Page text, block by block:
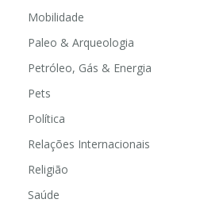
Mobilidade
Paleo & Arqueologia
Petróleo, Gás & Energia
Pets
Política
Relações Internacionais
Religião
Saúde